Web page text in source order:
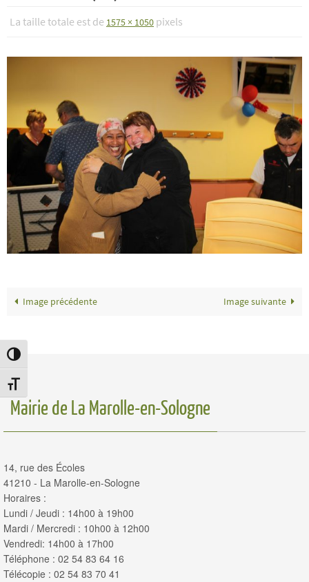
Passer en contraste élevé
Changer la taille de la police
La taille totale est de 1575 × 1050 pixels
Image précédente Image suivante
Mairie de La Marolle-en-Sologne
14, rue des Écoles
41210 - La Marolle-en-Sologne
Horaires :
Lundi / Jeudi : 14h00 à 19h00
Mardi / Mercredi : 10h00 à 12h00
Vendredi: 14h00 à 17h00
Téléphone : 02 54 83 64 16
Télécopie : 02 54 83 70 41